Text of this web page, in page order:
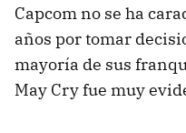
Capcom no se ha
años por tomar
mayoría de sus
May Cry fue muy